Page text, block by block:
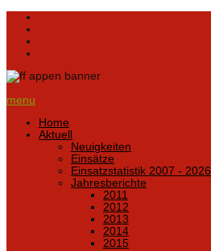
menu
Home
Aktuell
Neuigkeiten
Einsätze
Einsatzstatistik 2007 - 2026
Jahresberichte
2011
2012
2013
2014
2015